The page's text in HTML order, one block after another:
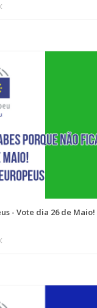
- Vote dia 26 de Maio!